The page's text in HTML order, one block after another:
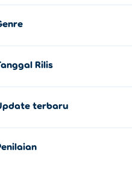
Genre
Tanggal Rilis
Update terbaru
Penilaian